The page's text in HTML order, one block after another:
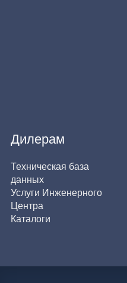
Дилерам
Техническая база
данных
Услуги Инженерного
Центра
Каталоги